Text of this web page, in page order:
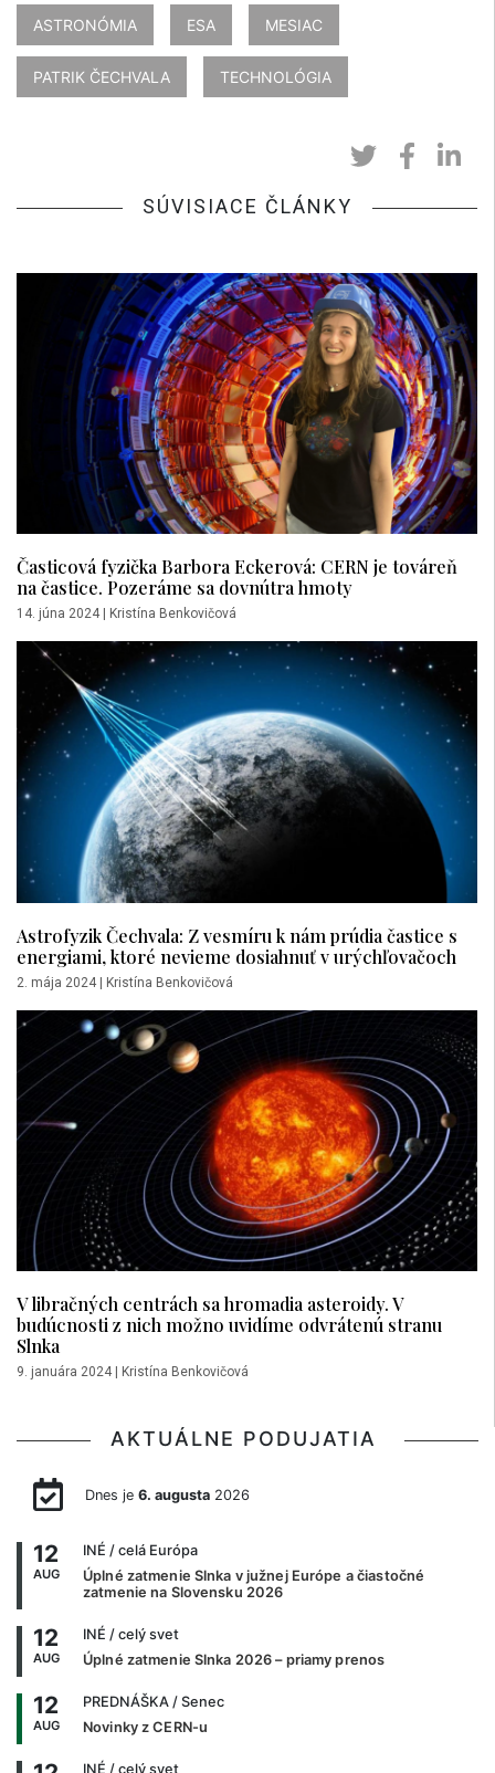
ASTRONÓMIA ESA MESIAC
PATRIK ČECHVALA TECHNOLÓGIA
SÚVISIACE ČLÁNKY
Časticová fyzička Barbora Eckerová: CERN je továreň
na častice. Pozeráme sa dovnútra hmoty
14. júna 2024 Kristína Benkovičová
Astrofyzik Čechvala: Z vesmíru k nám prúdia častice s
energiami, ktoré nevieme dosiahnuť v urýchľovačoch
2. mája 2024 | Kristína Benkovičová
V libračných centrách sa hromadia asteroidy. V
budúcnosti z nich možno uvidíme odvrátenú stranu
Slnka
9. januára 2024 Kristína Benkovičová
AKTUÁLNE PODUJATIA
Dnes je 6. augusta2026
12
AUG
INÉ / celá Európa
Úplné zatmenie Slnka v južnej Európe a čiastočné
zatmenie na Slovensku 2026
12
AUG
INÉ / celý svet
Úplné zatmenie Slnka 2026 – priamy prenos
12
AUG
PREDNÁŠKA / Senec
Novinky z CERN-u
INÉ / celý svet